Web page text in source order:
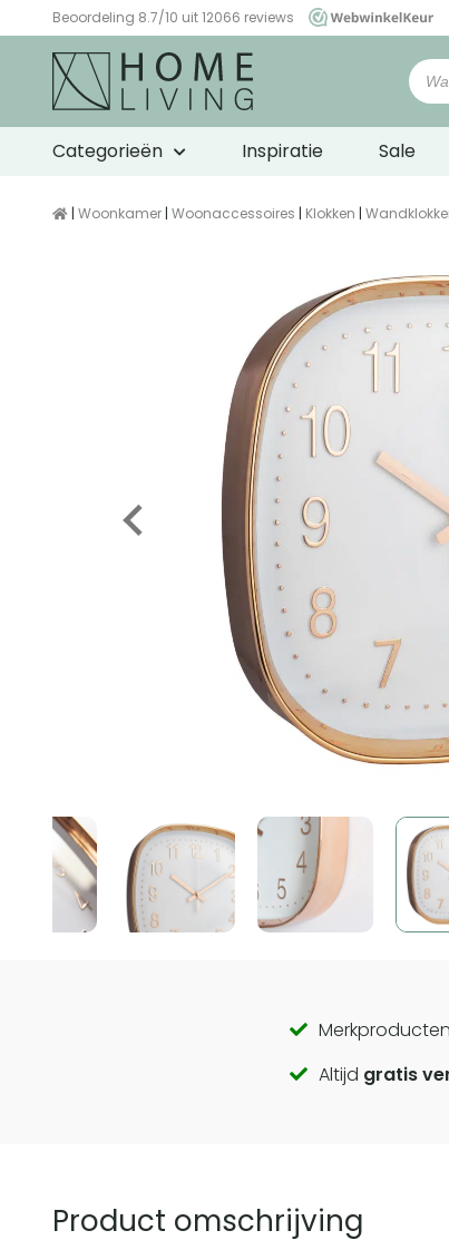
Beoordeling 8.7/10 uit 12066 reviews
WebwinkelKeur
Categorieën Inspiratie Sale
| Woonkamer | Woonaccessoires | Klokken |
Call
toAltijd gratis
Product omschrijving